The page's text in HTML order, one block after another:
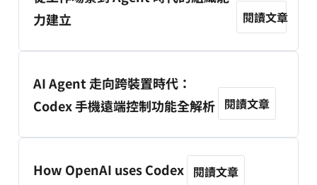
力建立
閱讀文章
AI Agent 走向跨裝置時代：
Codex 手機遠端控制功能全解析 閱讀文章
How OpenAI uses Codex 閱讀文章